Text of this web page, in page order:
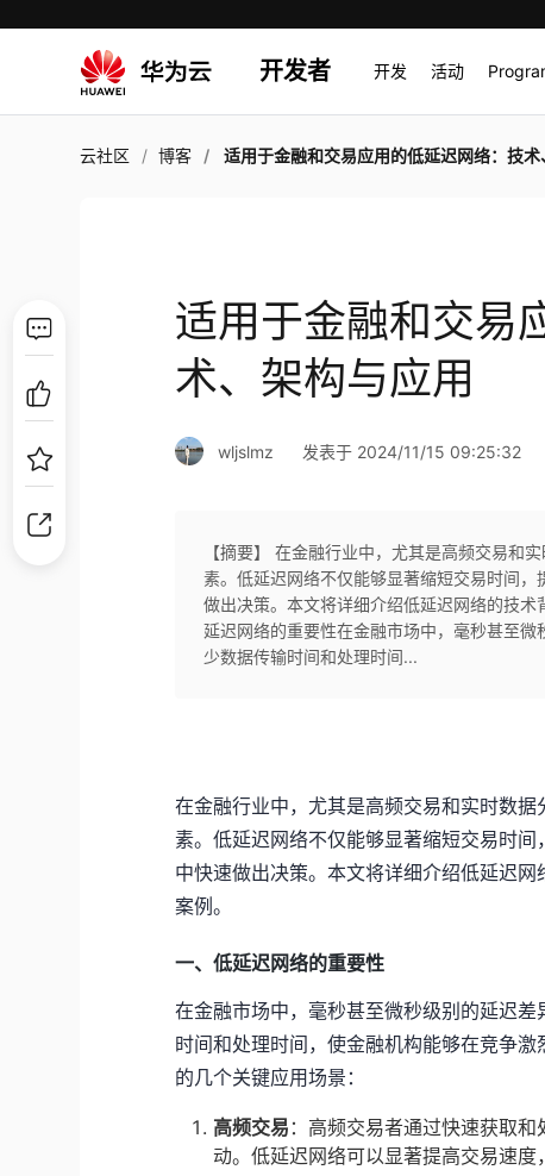
开发者 开发 活动
云社区 博客 适用于金融和交易应用的低延迟网络：技术、架构与应
适用于金融和交易
术、架构与应用
wljslmz 发表于 2024/11/15 09:25:32
【摘要】 在金融行业中，尤其是高频交易和
素。低延迟网络不仅能够显著缩短交易时间
做出决策。本文将详细介绍低延迟网络的技
延迟网络的重要性在金融市场中，毫秒甚至
少数据传输时间和处理时间...
在金融行业中，尤其是高频交易和实时数
素。低延迟网络不仅能够显著缩短交易时
中快速做出决策。本文将详细介绍低延迟
案例。
一、低延迟网络的重要性
在金融市场中，毫秒甚至微秒级别的延迟
时间和处理时间，使金融机构能够在竞争
的几个关键应用场景：
高频交易 ：高频交易者通过快速获取
动。低延迟网络可以显著提高交易速度